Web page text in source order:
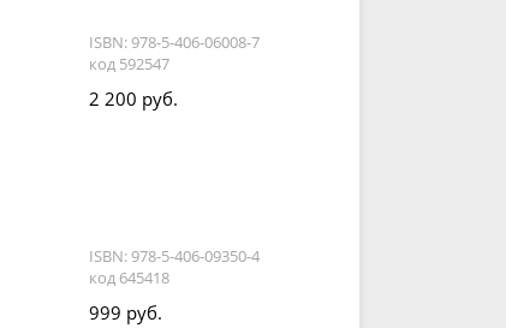
ISBN: 978-5-406-06008-7
код 592547
2 200 руб.
ISBN: 978-5-406-09350-4
код 645418
999 руб.